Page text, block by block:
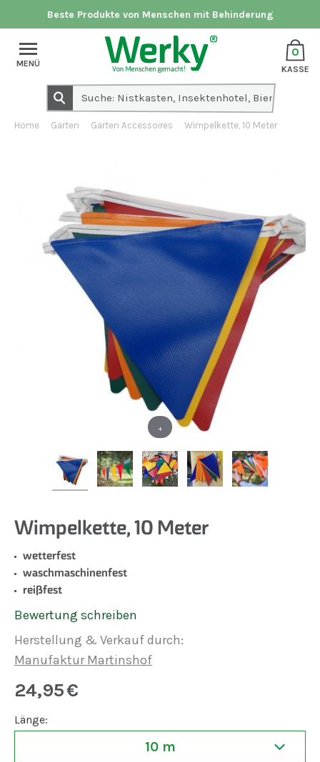
Beste Produkte von Menschen mit Behinderung
0
KASSE
MENÜ
Home Garten Garten Accessoires Wimpelkette, 10 Meter
+
Wimpelkette, 10 Meter
wetterfest
waschmaschinenfest
reißfest
Bewertung schreiben
Herstellung & Verkauf durch:
Manufaktur Martinshof
24,95€
Länge:
10 m